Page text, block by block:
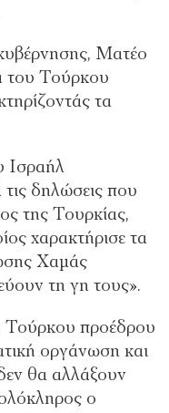
Ματέο
του Τούρκου
τα
Ισραήλ
δηλώσεις που
της Τουρκίας,
χαρακτήρισε τα
Χαμάς
τη γη τους».
Τούρκου προέδρου
οργάνωση και
θα αλλάξουν
ο